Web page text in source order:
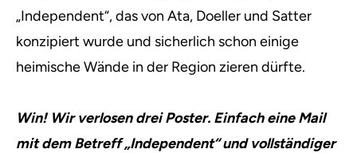
„Independent“, das von Ata, Doeller und Satter
konzipiert wurde und sicherlich schon einige
heimische Wände in der Region zieren dürfte.
Win! Wir verlosen drei Poster. Einfach eine Mail
mit dem Betreff „Independent“ und vollständiger